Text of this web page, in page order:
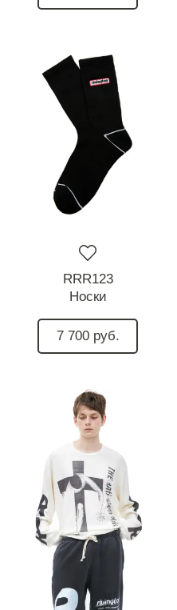
RRR123
Носки
7 700 руб.